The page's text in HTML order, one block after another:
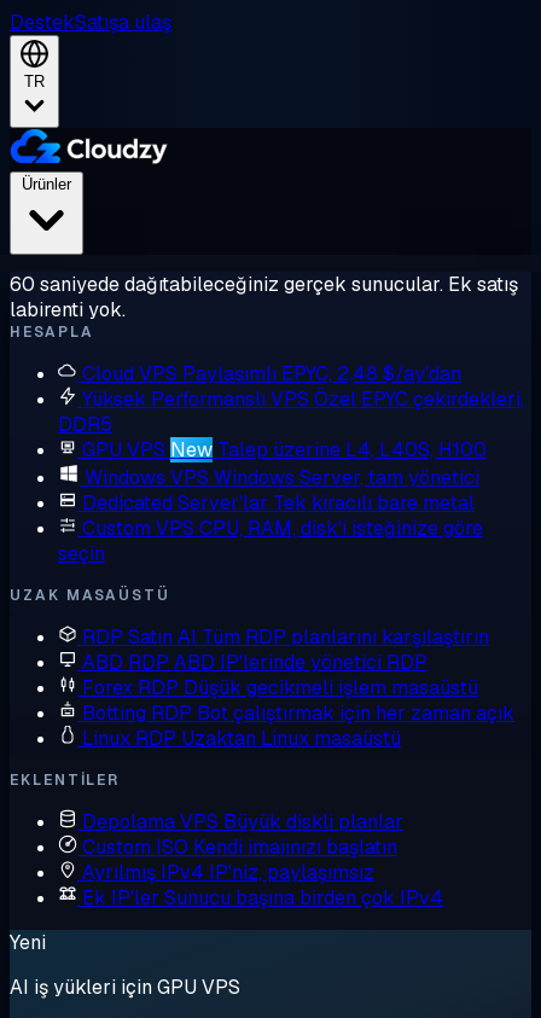
DestekSatışa ulaş
TR
Ürünler
60 saniyede dağıtabileceğiniz gerçek sunucular. Ek satış
labirenti yok.
HESAPLA
Cloud VPS Paylaşımlı EPYC, 2,48 $/ay'dan
Yüksek Performanslı VPS Özel EPYC çekirdekleri,
DDR5
GPU VPS New Talep üzerine L4, L40S, H100
Windows VPS Windows Server, tam yönetici
Dedicated Server'lar Tek kiracılı bare metal
Custom VPS CPU, RAM, disk'i isteğinize göre
seçin
UZAK MASAÜSTÜ
RDP Satın Al Tüm RDP planlarını karşılaştırın
ABD RDP ABD IP'lerinde yönetici RDP
Forex RDP Düşük gecikmeli işlem masaüstü
Botting RDP Bot çalıştırmak için her zaman açık
Linux RDP Uzaktan Linux masaüstü
EKLENTILER
Depolama VPS Büyük diskli planlar
Custom ISO Kendi imajınızı başlatın
Ayrılmış IPv4 IP'niz, paylaşımsız
Ek IP'ler Sunucu başına birden çok IPv4
Yeni
AI iş yükleri için GPU VPS